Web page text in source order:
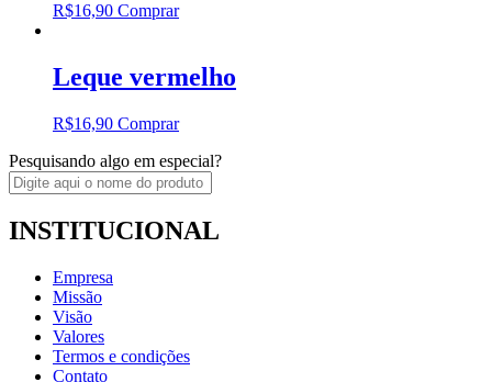
R$16,90 Comprar
Leque vermelho
R$16,90 Comprar
Pesquisando algo em especial?
INSTITUCIONAL
Empresa
Missão
Visão
Valores
Termos e condições
Contato